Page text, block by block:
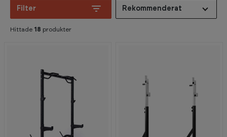
Filter Rekommenderat
Hittade 18 produkter